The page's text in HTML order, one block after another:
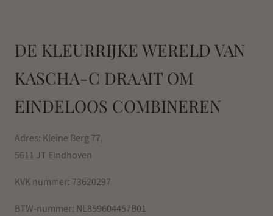
DE KLEURRIJKE WERELD VAN
KASCHA-C DRAAIT OM
EINDELOOS COMBINEREN
Adres: Kleine Berg 77,
5611 JT Eindhoven
KVK nummer: 73620297
BTW-nummer: NL859604457B01